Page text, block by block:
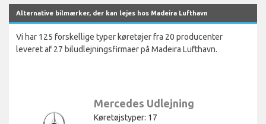
Alternative bilmærker, der kan lejes hos Madeira Lufthavn
Vi har 125 forskellige typer køretøjer fra 20 producenter
leveret af 27 biludlejningsfirmaer på Madeira Lufthavn.
Mercedes Udlejning
Køretøjstyper: 17